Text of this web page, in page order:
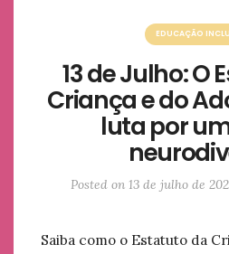
EDUCAÇÃO
13 de Julho: O
Criança e do
luta por
Posted on 13 de julho de
Saiba como o Estatuto da